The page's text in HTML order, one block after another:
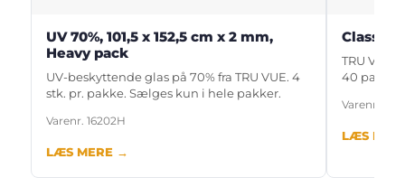
UV 70%, 101,5 x 152,5 cm x 2 mm,
Heavy pack
UV-beskyttende glas på 70% fra TRU VUE. 4
stk. pr. pakke. Sælges kun i hele pakker.
Varenr. 16202H
LÆS MERE →
Classic
TRU VUE,
40 pakker
Varenr.
LÆS